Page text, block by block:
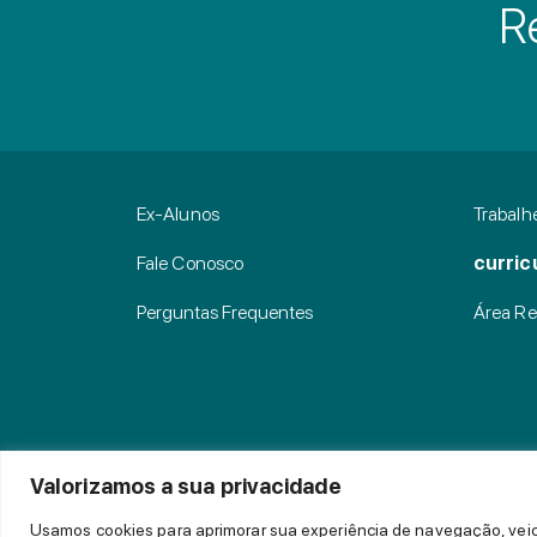
Valorizamos a sua privacidade
Usamos cookies para aprimorar sua experiência de navegação,
Ex-Alunos
Fale Conosco
Perguntas Frequentes Área